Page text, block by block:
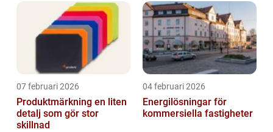
07 februari 2026
Produktmärkning en liten
detalj som gör stor
skillnad
04 februari 2026
Energilösningar för
kommersiella fastigheter